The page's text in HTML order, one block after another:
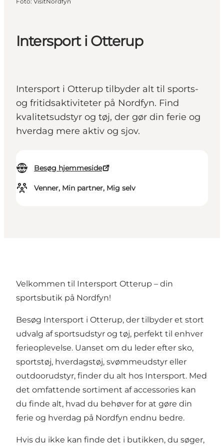
Intersport i Otterup
Intersport i Otterup tilbyder alt til sports-
og fritidsaktiviteter på Nordfyn. Find
kvalitetsudstyr og tøj, der gør din ferie og
hverdag mere aktiv og sjov.
Besøg hjemmeside
Venner, Min partner, Mig selv
Velkommen til Intersport Otterup – din
sportsbutik på Nordfyn!
Besøg Intersport i Otterup, der tilbyder et stort
udvalg af sportsudstyr og tøj, perfekt til enhver
ferieoplevelse. Uanset om du leder efter sko,
sportstøj, hverdagstøj, svømmeudstyr eller
outdoorudstyr, finder du alt hos Intersport. Med
det omfattende sortiment af accessories kan
du finde alt, hvad du behøver for at gøre din
ferie og hverdag på Nordfyn endnu bedre.
Hvis du ikke kan finde det i butikken, du søger,